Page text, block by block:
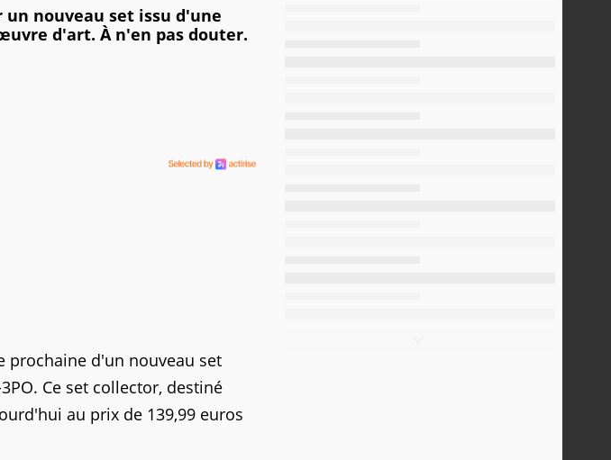
nouveau set issu d'une
d'art. À n'en pas douter.
prochaine d'un nouveau set
Ce set collector, destiné
au prix de 139,99 euros